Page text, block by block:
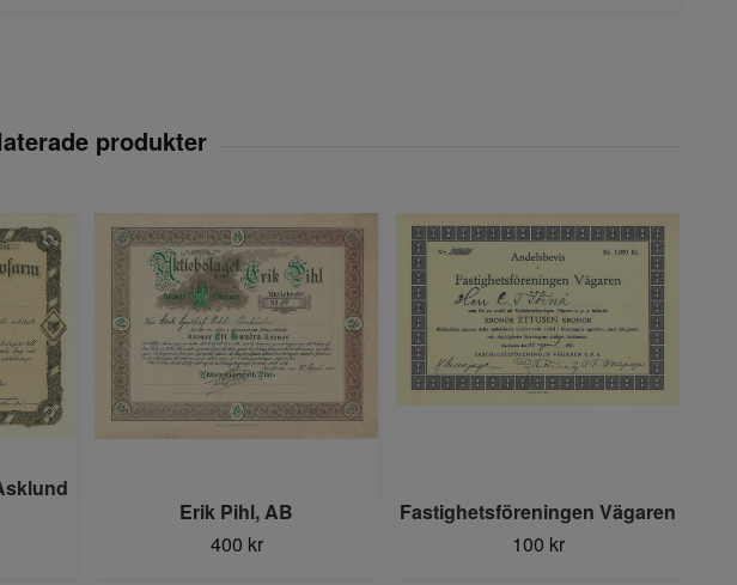
Erik Pihl, AB
400 kr
Fastighetsföreningen Vägaren
100 kr